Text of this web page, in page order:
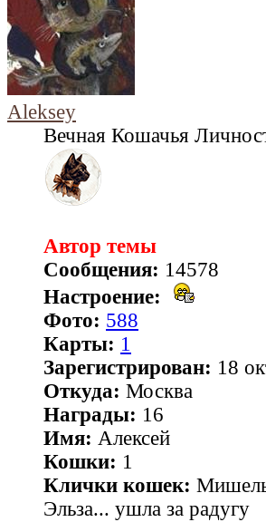
Aleksey
Вечная Кошачья
Автор темы
Сообщения: 14578
Настроение:
Фото: 588
Карты: 1
Зарегистрирован: 18
Откуда: Москва
Награды: 16
Имя: Алексей
Кошки: 1
Клички кошек:
Эльза... ушла за радугу